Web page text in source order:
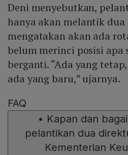
Deni menyebutkan,
hanya akan melantik
mengatakan akan ada
belum merinci posisi apa
berganti. “Ada yang
ada yang baru,” ujarnya.
FAQ
• Kapan dan
pelantikan dua
Kementerian